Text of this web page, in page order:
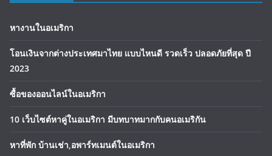
หางานในอเมริกา
โอนเงินจากต่างประเทศมาไทย แบบไหนดี รวดเร็ว ปลอดภัยที่สุด ปี
2023
ซื้อของออนไลน์ในอเมริกา
10 เว็บไซต์หาคู่ในอเมริกา มีบทบาทมากกับคนอเมริกัน
หาที่พัก บ้านเช่า,อพาร์ทเมนต์ในอเมริกา